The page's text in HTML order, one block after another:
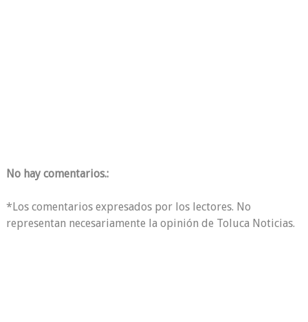
No hay comentarios.:
*Los comentarios expresados por los lectores. No
representan necesariamente la opinión de Toluca Noticias.